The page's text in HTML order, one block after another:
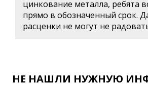
цинкование металла, ребята
прямо в обозначенный срок.
расценки не могут не
НЕ НАШЛИ НУЖНУЮ